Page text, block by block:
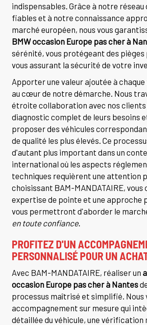
indispensables. Grâce à notre
fiables et à notre connaissance
marché européen, nous vous
BMW occasion Europe pas cher à
sérénité, vous protégeant des
vous assurant la sécurité de votre
Apporter une valeur ajoutée à
au cœur de notre démarche. Nous
étroite collaboration avec nos
diagnostic complet de leurs besoins
proposer des véhicules
de qualité les plus élevés. Ce
d'autant plus important dans un
international où les aspects
techniques requièrent une attention
choisissant BAM-MANDATAIRE, vous
expertise de pointe et une approche
vous permettront d'aborder le
en toute confiance.
PROFITEZ D'UN
PERSONNALISÉ POUR UN
Avec BAM-MANDATAIRE, réaliser un
occasion Europe pas cher à Nantes
processus maîtrisé et simplifié. Nous
accompagnement sur mesure qui
détaillée du véhicule, une vérification